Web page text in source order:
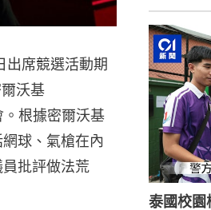
出席競選活動期
沃基
。根據密爾沃基
球、氣槍在內
批評做法荒
泰國校